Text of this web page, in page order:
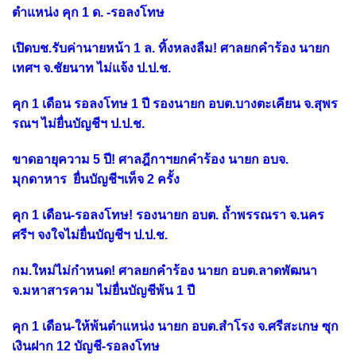
ตำแหน่ง คุก 1 ด. -รอลงโทษ
เปิดบช.รับค่านายหน้า 1 ล. ทิ้งหลงลืม! ศาลยกคำร้อง นายก
เทศฯ จ.ชัยนาท ไม่แจ้ง ป.ป.ช.
คุก 1 เดือน รอลงโทษ 1 ปี รองนายก อบต.บางตะเคียน จ.สุพร
รณฯ ไม่ยื่นบัญชีฯ ป.ป.ช.
ขาดอายุความ 5 ปี! ศาลฎีกาฯยกคำร้อง นายก อบจ.
มุกดาหาร ยื่นบัญชีฯเท็จ 2 ครั้ง
คุก 1 เดือน-รอลงโทษ! รองนายก อบต. ถ้ำพรรณรา จ.นคร
ศรีฯ จงใจไม่ยื่นบัญชีฯ ป.ป.ช.
กม.ใหม่ไม่กำหนด! ศาลยกคำร้อง นายก อบต.ลาดพัฒนา
จ.มหาสารคาม ไม่ยื่นบัญชีพ้น 1 ปี
คุก 1 เดือน-ให้พ้นตำแหน่ง นายก อบต.สำโรง จ.ศรีสะเกษ ซุก
เงินฝาก 12 บัญชี-รอลงโทษ